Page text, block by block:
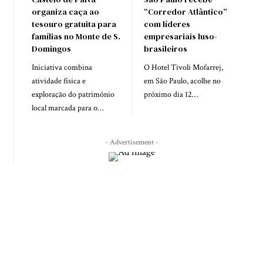
organiza caça ao
tesouro gratuita para
famílias no Monte de S.
Domingos
Iniciativa combina
atividade física e
exploração do património
local marcada para o…
“Corredor Atlântico”
com líderes
empresariais luso-
brasileiros
O Hotel Tivoli Mofarrej,
em São Paulo, acolhe no
próximo dia 12…
- Advertisement -